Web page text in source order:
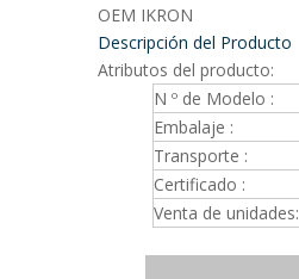
OEM IKRON
Descripción del Producto
Atributos del producto:
N º de Modelo :
Embalaje :
Transporte :
Certificado :
Venta de unidades: